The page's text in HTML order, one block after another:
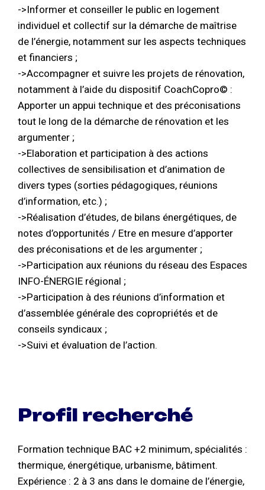
->Informer et conseiller le public en logement
individuel et collectif sur la démarche de maîtrise
de l’énergie, notamment sur les aspects techniques
et financiers ;
->Accompagner et suivre les projets de rénovation,
notamment à l’aide du dispositif CoachCopro© :
Apporter un appui technique et des préconisations
tout le long de la démarche de rénovation et les
argumenter ;
->Elaboration et participation à des actions
collectives de sensibilisation et d’animation de
divers types (sorties pédagogiques, réunions
d’information, etc.) ;
->Réalisation d’études, de bilans énergétiques, de
notes d’opportunités / Etre en mesure d’apporter
des préconisations et de les argumenter ;
->Participation aux réunions du réseau des Espaces
INFO-ÉNERGIE régional ;
->Participation à des réunions d’information et
d’assemblée générale des copropriétés et de
conseils syndicaux ;
->Suivi et évaluation de l’action.
Profil recherché
Formation technique BAC +2 minimum, spécialités :
thermique, énergétique, urbanisme, bâtiment.
Expérience : 2 à 3 ans dans le domaine de l’énergie,